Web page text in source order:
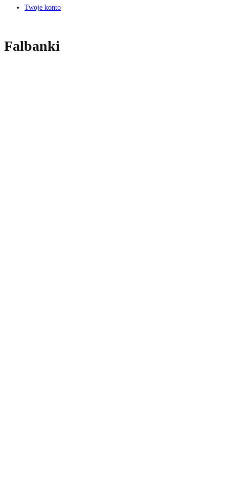
Twoje konto
Falbanki